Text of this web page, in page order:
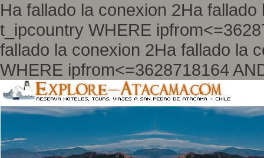
Ha fallado la conexion 2Ha
t_ipcountry WHERE
fallado la conexion 2Ha fallado la
WHERE ipfrom<=3628718164
Mapa del Sitio